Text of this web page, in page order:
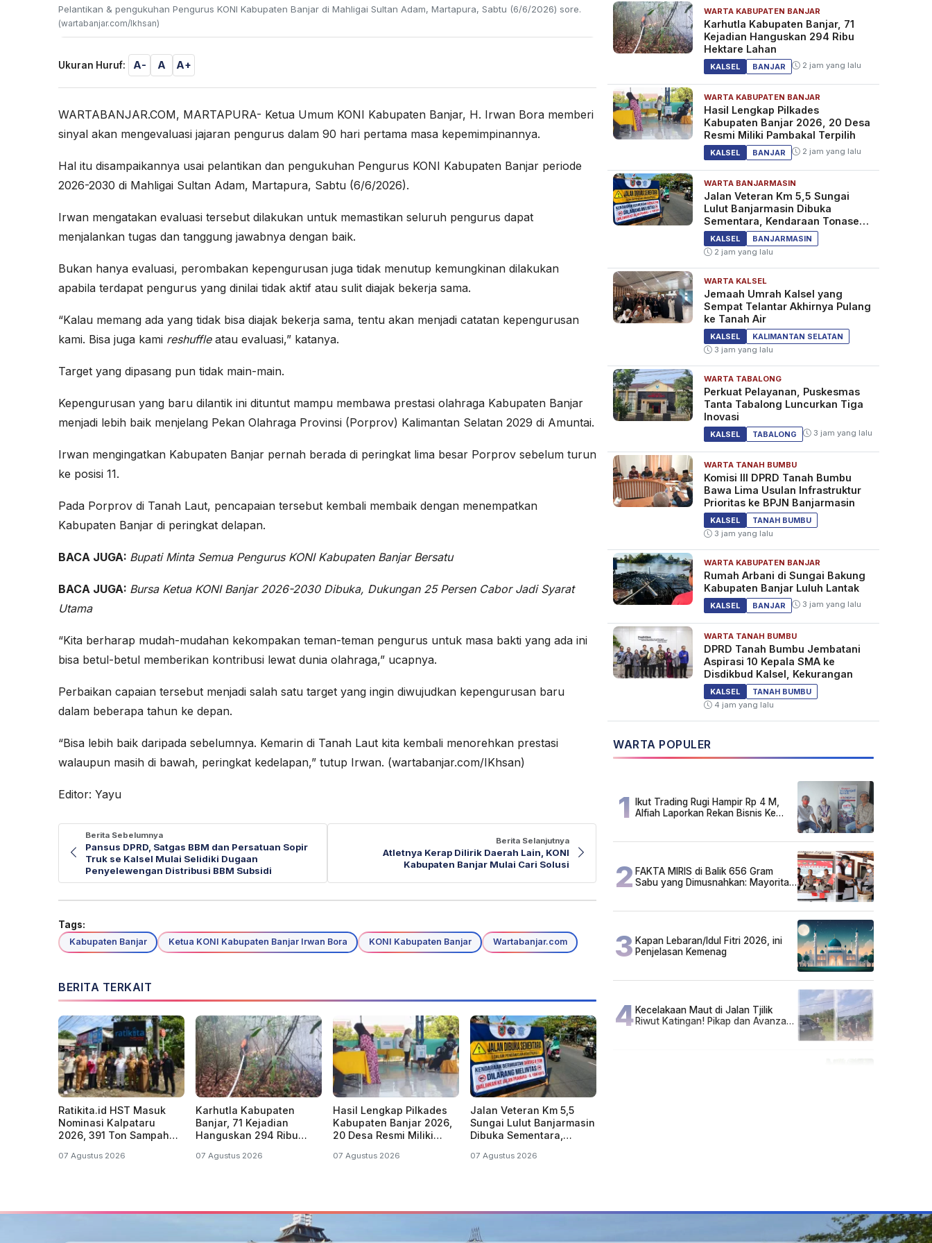
Pelantikan & pengukuhan Pengurus KONI Kabupaten Banjar di Mahligai Sultan Adam, Martapura, Sabtu (6/6/2026) sore.
(wartabanjar.com/Ikhsan)
Ukuran Huruf: A- A A+
WARTABANJAR.COM, MARTAPURA- Ketua Umum KONI Kabupaten Banjar, H. Irwan Bora memberi
sinyal akan mengevaluasi jajaran pengurus dalam 90 hari pertama masa kepemimpinannya.
Hal itu disampaikannya usai pelantikan dan pengukuhan Pengurus KONI Kabupaten Banjar periode
2026-2030 di Mahligai Sultan Adam, Martapura, Sabtu (6/6/2026).
Irwan mengatakan evaluasi tersebut dilakukan untuk memastikan seluruh pengurus dapat
menjalankan tugas dan tanggung jawabnya dengan baik.
Bukan hanya evaluasi, perombakan kepengurusan juga tidak menutup kemungkinan dilakukan
apabila terdapat pengurus yang dinilai tidak aktif atau sulit diajak bekerja sama.
“Kalau memang ada yang tidak bisa diajak bekerja sama, tentu akan menjadi catatan kepengurusan
kami. Bisa juga kami reshuffleatau evaluasi,” katanya.
Target yang dipasang pun tidak main-main.
Kepengurusan yang baru dilantik ini dituntut mampu membawa prestasi olahraga Kabupaten Banjar
menjadi lebih baik menjelang Pekan Olahraga Provinsi (Porprov) Kalimantan Selatan 2029 di Amuntai.
Irwan mengingatkan Kabupaten Banjar pernah berada di peringkat lima besar Porprov sebelum turun
ke posisi 11.
Pada Porprov di Tanah Laut, pencapaian tersebut kembali membaik dengan menempatkan
Kabupaten Banjar di peringkat delapan.
BACA JUGA: Bupati Minta Semua Pengurus KONI Kabupaten Banjar Bersatu
BACA JUGA: Bursa Ketua KONI Banjar 2026-2030 Dibuka, Dukungan 25 Persen Cabor Jadi Syarat
Utama
“Kita berharap mudah-mudahan kekompakan teman-teman pengurus untuk masa bakti yang ada ini
bisa betul-betul memberikan kontribusi lewat dunia olahraga,” ucapnya.
Perbaikan capaian tersebut menjadi salah satu target yang ingin diwujudkan kepengurusan baru
dalam beberapa tahun ke depan.
“Bisa lebih baik daripada sebelumnya. Kemarin di Tanah Laut kita kembali menorehkan prestasi
walaupun masih di bawah, peringkat kedelapan,” tutup Irwan. (wartabanjar.com/IKhsan)
Editor: Yayu
Berita Sebelumnya
Pansus DPRD, Satgas BBM dan Persatuan Sopir
Truk se Kalsel Mulai Selidiki Dugaan
Penyelewengan Distribusi BBM Subsidi
Berita Selanjutnya
Atletnya Kerap Dilirik Daerah Lain, KONI
Kabupaten Banjar Mulai Cari Solusi
Tags:
Kabupaten Banjar Ketua KONI Kabupaten Banjar Irwan Bora KONI Kabupaten Banjar Wartabanjar.com
BERITA TERKAIT
Ratikita.id HST Masuk
Nominasi Kalpataru
2026, 391 Ton Sampah
07 Agustus 2026
Karhutla Kabupaten
Banjar, 71 Kejadian
Hanguskan 294 Ribu
07 Agustus 2026
Hasil Lengkap Pilkades
Kabupaten Banjar 2026,
20 Desa Resmi Miliki
07 Agustus 2026
Jalan Veteran Km 5,5
Sungai Lulut Banjarmasin
Dibuka Sementara,
Dilarang
07 Agustus 2026
WARTA KABUPATEN BANJAR
Karhutla Kabupaten Banjar, 71
Kejadian Hanguskan 294 Ribu
Hektare Lahan
KALSEL BANJAR 2 jam yang lalu
WARTA KABUPATEN BANJAR
Hasil Lengkap Pilkades
Kabupaten Banjar 2026, 20 Desa
Resmi Miliki Pambakal Terpilih
KALSEL BANJAR 2 jam yang lalu
WARTA BANJARMASIN
Jalan Veteran Km 5,5 Sungai
Lulut Banjarmasin Dibuka
Sementara, Kendaraan Tonase
Besar Dilarang
KALSEL
BANJARMASIN
2 jam yang lalu
WARTA KALSEL
Jemaah Umrah Kalsel yang
Sempat Telantar Akhirnya Pulang
ke Tanah Air
KALSEL
KALIMANTAN SELATAN
3 jam yang lalu
WARTA TABALONG
Perkuat Pelayanan, Puskesmas
Tanta Tabalong Luncurkan Tiga
Inovasi
KALSEL TABALONG 3 jam yang lalu
WARTA TANAH BUMBU
Komisi III DPRD Tanah Bumbu
Bawa Lima Usulan Infrastruktur
Prioritas ke BPJN Banjarmasin
KALSEL
TANAH BUMBU
3 jam yang lalu
WARTA KABUPATEN BANJAR
Rumah Arbani di Sungai Bakung
Kabupaten Banjar Luluh Lantak
KALSEL BANJAR 3 jam yang lalu
WARTA TANAH BUMBU
DPRD Tanah Bumbu Jembatani
Aspirasi 10 Kepala SMA ke
Disdikbud Kalsel, Kekurangan
KALSEL
TANAH BUMBU
4 jam yang lalu
WARTA POPULER
1 Ikut Trading Rugi Hampir Rp 4 M,
Alfiah Laporkan Rekan Bisnis Ke
2 FAKTA MIRIS di Balik 656 Gram
Sabu yang Dimusnahkan: Mayoritas
3 Kapan Lebaran/Idul Fitri 2026, ini
Penjelasan Kemenag
4Kecelakaan Maut di Jalan Tjilik
Riwut Katingan! Pikap dan Avanza